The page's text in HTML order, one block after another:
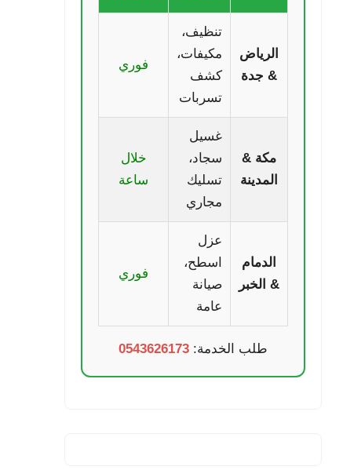
الرياض
& جدة
تنظيف،
مكيفات،
كشف
تسربات
فوري
مكة &
المدينة
غسيل
سجاد،
تسليك
مجاري
خلال
ساعة
الدمام
& الخبر
عزل
اسطح،
صيانة
عامة
فوري
طلب الخدمة: 0543626173